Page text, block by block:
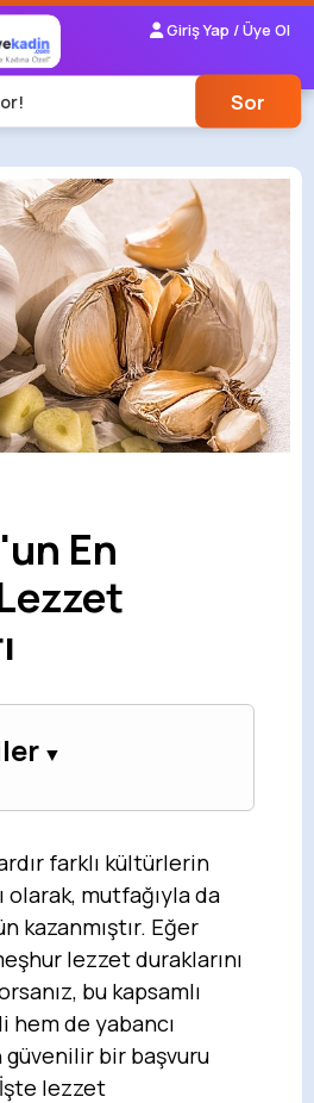
Giriş Yap / Üye Ol
Sor
En
farklı kültürlerin
olarak, mutfağıyla da
kazanmıştır. Eğer
lezzet duraklarını
bu kapsamlı
hem de yabancı
bir başvuru
lezzet